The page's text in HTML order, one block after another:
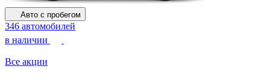
Авто с пробегом
346 автомобилей
в наличии
Все акции